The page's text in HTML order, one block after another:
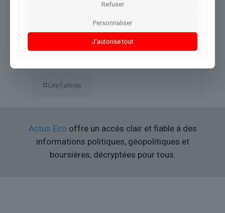
Teleperformance : Cours de l’action divisé par trois, sortie du
CAC 40… L’ex-Teleperformance TP plonge encore de 11,5% en
Bourse, plombé par les commentaires de son rival Concentrix
qui s’effondre de 22% à Wall Street
Lire l’article
Actus Eco offre un accès clair et fiable à des
informations politiques, géopolitiques et
boursières, décryptées pour tous.
Refuser
Personnaliser
J'autorise tout